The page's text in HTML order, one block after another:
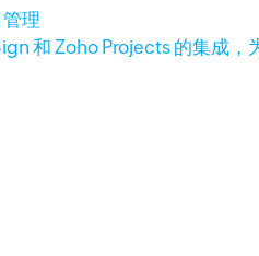
理
和 Zoho Projects 的集成，